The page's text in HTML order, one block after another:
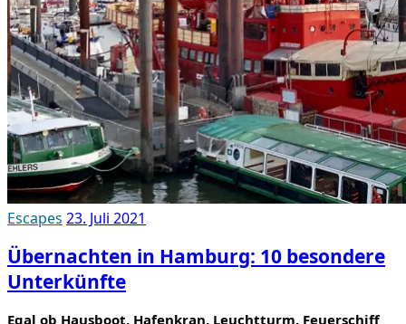
Escapes 23. Juli 2021
Übernachten in Hamburg: 10 besondere
Unterkünfte
Egal ob Hausboot, Hafenkran, Leuchtturm, Feuerschiff